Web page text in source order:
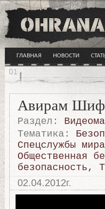
ГЛАВНАЯ НОВОСТИ
Авирам
Раздел:
Тематика:
Спецслужбы мира
Общественная
безопасность,
02.04.2012г.